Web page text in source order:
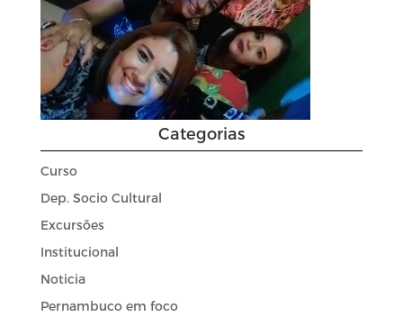
Categorias
Curso
Dep. Socio Cultural
Excursões
Institucional
Noticia
Pernambuco em foco